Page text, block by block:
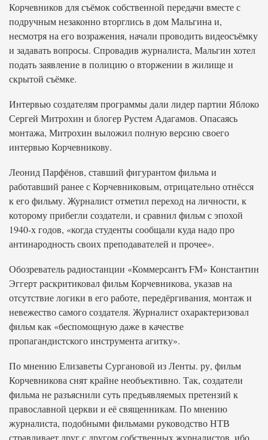
Корчевников для съёмок собственной передачи вместе с
подручным незаконно вторглись в дом Мальгина и,
несмотря на его возражения, начали проводить видеосъёмку
и задавать вопросы. Спровадив журналиста, Мальгин хотел
подать заявление в полицию о вторжении в жилище и
скрытой съёмке.
Интервью создателям программы дали лидер партии Яблоко
Сергей Митрохин и блогер Рустем Адагамов. Опасаясь
монтажа, Митрохин выложил полную версию своего
интервью Корчевникову.
Леонид Парфёнов, ставший фигурантом фильма и
работавший ранее с Корчевниковым, отрицательно отнёсся
к его фильму. Журналист отметил переход на личности, к
которому прибегли создатели, и сравнил фильм с эпохой
1940-х годов, «когда студенты сообщали куда надо про
антинародность своих преподавателей и прочее».
Обозреватель радиостанции «Коммерсантъ FM» Константин
Эггерт раскритиковал фильм Корчевникова, указав на
отсутствие логики в его работе, передёргивания, монтаж и
невежество самого создателя. Журналист охарактеризовал
фильм как «беспомощную даже в качестве
пропагандистского инструмента агитку».
По мнению Елизаветы Сургановой из Ленты. ру, фильм
Корчевникова снят крайне необъективно. Так, создатели
фильма не разъяснили суть предъявляемых претензий к
православной церкви и её священникам. По мнению
журналиста, подобными фильмами руководство НТВ
стравливает друг с другом собственных журналистов, ибо